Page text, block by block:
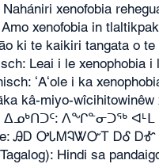
xenofobia
xenofobia in tlaltikpak
ki te kaikiri tangata o te
Leai i le xenophobia i
ʻAʻole i ka
kâ-miyo-wîcihitowinêw
ᐃᓄᒃᑎᑐᑦ: ᐱᖏᓐᓂᑐᖅ
ᎯᎠ ᎤᏓᎷᎸᏔᏅᎢ ᎠᎴ
Hindi sa